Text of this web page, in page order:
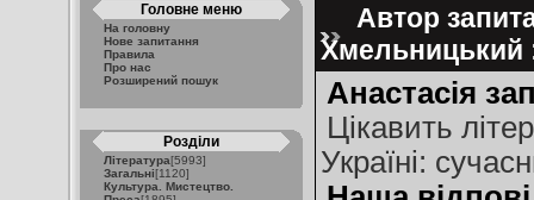
Головне меню
На головну
Нове запитання
Правила
Про нас
Розширений пошук
Розділи
Література[5993]
Загальні[1120]
Культура. Мистецтво.
Автор
Хмельницький
Анастасія
Цікавить
Україні: